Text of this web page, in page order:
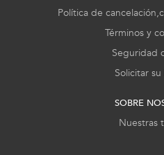
Política de
Términos y
Seguridad
Solicitar
SOBRE
Nuestras